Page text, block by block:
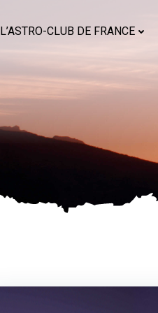
L’ASTRO-CLUB DE FRANCE